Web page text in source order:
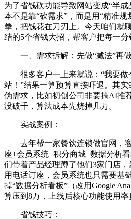
为了省钱砍功能导致网站变成“半
本不是靠“砍需求”，而是用“精准规
拳，把钱花在刀刃上。今天咱们就
结的5个省钱大招，帮客户把每一分
一、需求拆解：先做“减法”再
很多客户一上来就说：“我要做
站！”结果一算预算直接吓退。其实
伪需求，比如初创公司非要搞AI推
没破千，算法成本先烧掉几万。
实战案例：
去年帮一家餐饮连锁做官网，
座+会员系统+积分商城+数据分析
们带着产品经理蹲了他们3家门店
用电话订座，会员系统也只需要基
掉“数据分析看板”（改用Google
算压到8万，上线后核心功能使用率
省钱技巧：